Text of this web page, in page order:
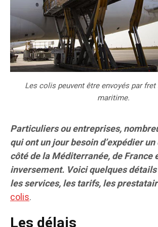
Les colis peuvent être envoyés par
maritime.
Particuliers ou entreprises,
qui ont un jour besoin d’expédier
côté de la Méditerranée, de France
inversement. Voici quelques
les services, les tarifs, les
colis.